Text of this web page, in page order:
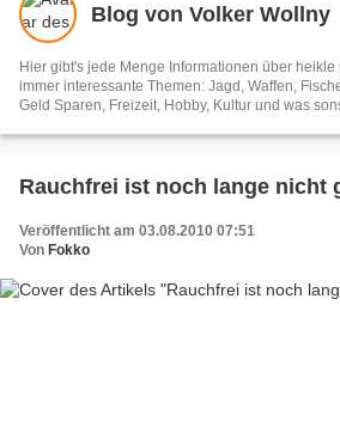
Blog von Volker Wollny
Hier gibt's jede Menge Informationen über
immer interessante Themen: Jagd, Waffen,
Geld Sparen, Freizeit, Hobby, Kultur und was
Rauchfrei ist noch lange nicht
Veröffentlicht am 03.08.2010 07:51
Von Fokko